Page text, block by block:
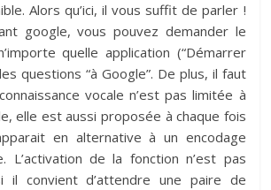
Alors qu’ici, il vous suffit de parler !
google, vous pouvez demander le
quelle application (“Démarrer
questions “à Google”. De plus, il faut
vocale n’est pas limitée à
elle est aussi proposée à chaque fois
en alternative à un encodage
de la fonction n’est pas
il convient d’attendre une paire de